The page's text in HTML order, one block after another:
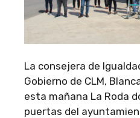
La consejera de
Gobierno de CLM,
esta mañana La Roda
puertas del